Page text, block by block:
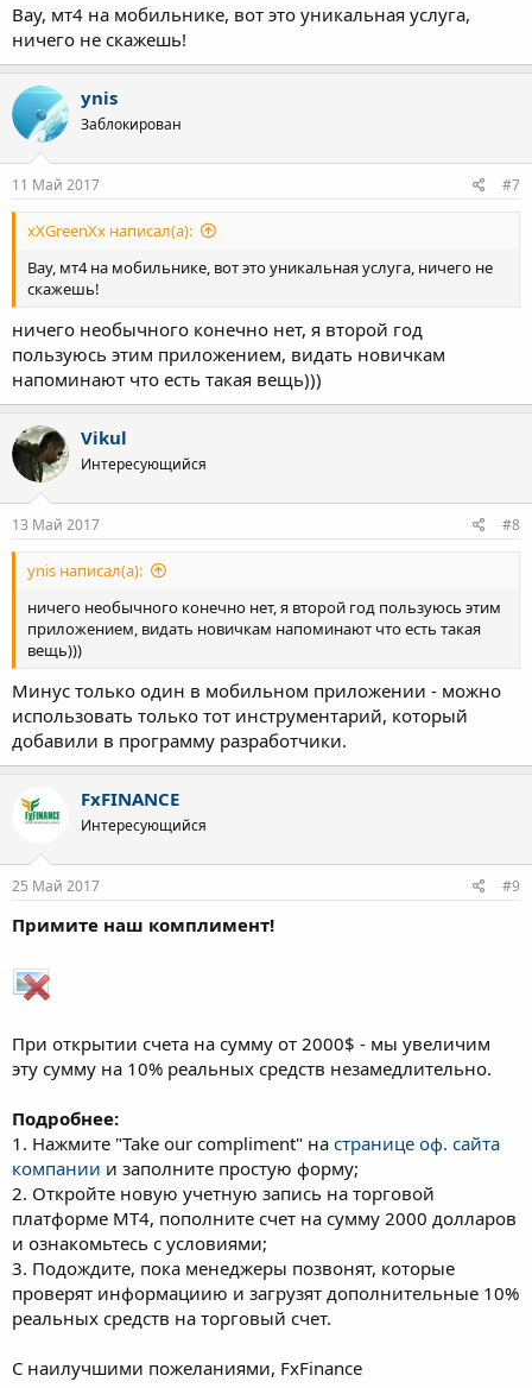
Вау, мт4 на мобильнике, вот это уникальная услуга,
ничего не скажешь!
ynis
Заблокирован
11 Май 2017 #7
xXGreenXx написал(а):
Вау, мт4 на мобильнике, вот это уникальная услуга, ничего не
скажешь!
ничего необычного конечно нет, я второй год
пользуюсь этим приложением, видать новичкам
напоминают что есть такая вещь)))
Vikul
Интересующийся
13 Май 2017 #8
ynis написал(а):
ничего необычного конечно нет, я второй год пользуюсь этим
приложением, видать новичкам напоминают что есть такая
вещь)))
Минус только один в мобильном приложении - можно
использовать только тот инструментарий, который
добавили в программу разработчики.
FxFINANCE
Интересующийся
25 Май 2017 #9
Примите наш комплимент!
При открытии счета на сумму от 2000$ - мы увеличим
эту сумму на 10% реальных средств незамедлительно.
Подробнее:
1. Нажмите "Take our compliment" на странице оф. сайта
компании и заполните простую форму;
2. Откройте новую учетную запись на торговой
платформе MT4, пополните счет на сумму 2000 долларов
и ознакомьтесь с условиями;
3. Подождите, пока менеджеры позвонят, которые
проверят информациию и загрузят дополнительные 10%
реальных средств на торговый счет.
С наилучшими пожеланиями, FxFinance